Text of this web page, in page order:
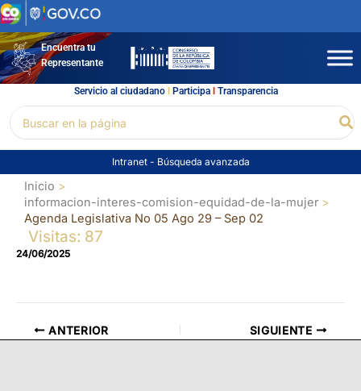
Ir
al
contenidoEncuentra tu
Representante
Servicio al ciudadano l Participal Transparencia
por:
Intranet - Búsqueda avanzada
Inicio
informacion-interes-comision-equidad-de-la-mujer
Agenda Legislativa No 05 Ago 29 – Sep 02
Visitas: 87
24/06/2025
ANTERIOR SIGUIENTE